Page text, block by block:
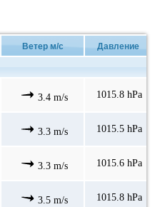
Ветер м/с Давление
3.4 m/s 1015.8 hPa
3.3 m/s 1015.5 hPa
3.3 m/s 1015.6 hPa
3.5 m/s 1015.8 hPa